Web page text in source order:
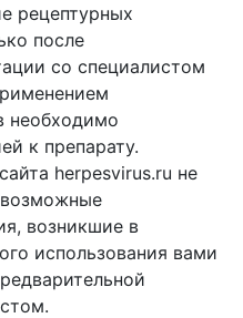
рецептурных
после
со специалистом
необходимо
к препарату.
herpesvirus.ru не
возможные
возникшие в
использования вами